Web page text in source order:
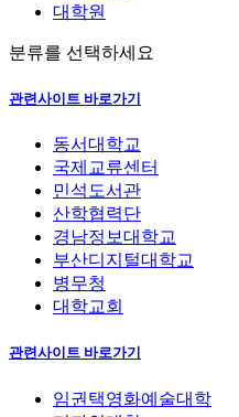
대학원
분류를 선택하세요
관련사이트 바로가기
동서대학교
국제교류센터
민석도서관
산학협력단
경남정보대학교
부산디지털대학교
병무청
대학교회
관련사이트 바로가기
임권택영화예술대학